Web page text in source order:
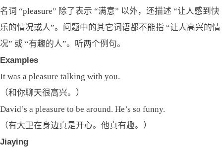
名词 “pleasure” 除了表示 “满意” 以外，还描述 “让人感到快
乐的情况或人”。问题中的其它词语都不能指 “让人高兴的情
况” 或 “有趣的人”。听两个例句。
Examples
It was a pleasure talking with you.
（和你聊天很高兴。）
David’s a pleasure to be around. He’s so funny.
（有大卫在身边真是开心。他真有趣。）
Jiaying